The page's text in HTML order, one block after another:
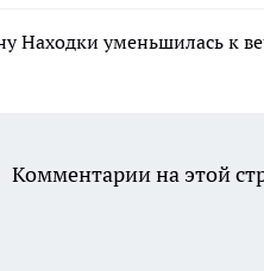
Находки уменьшилась к
Комментарии на этой